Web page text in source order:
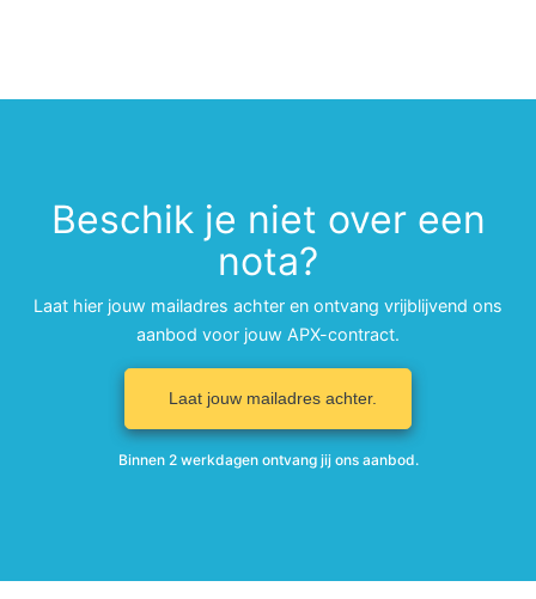
Beschik je niet over een
nota?
Laat hier jouw mailadres achter en ontvang vrijblijvend ons
aanbod voor jouw APX-contract.
Laat jouw mailadres achter.
Binnen 2 werkdagen ontvang jij ons aanbod.